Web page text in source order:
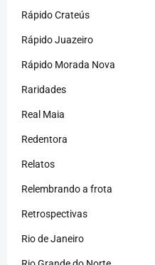
Rápido Crateús
Rápido Juazeiro
Rápido Morada Nova
Raridades
Real Maia
Redentora
Relatos
Relembrando a frota
Retrospectivas
Rio de Janeiro